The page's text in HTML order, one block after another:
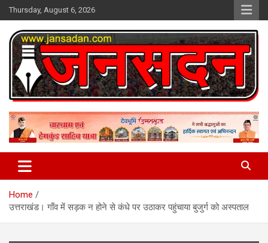
Skip
to
content
Thursday, August 6, 2026
Jan Sadan
Home
उत्तराखंड। गाँव में सड़क न होने से कंधे पर उठाकर पहुंचाया बुजुर्ग को अस्पताल